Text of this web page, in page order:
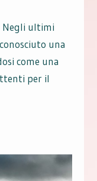
Negli ultimi
una
come una
per il